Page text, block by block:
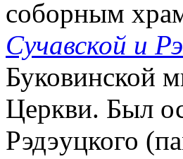
соборным
Сучавской и
Буковинской
Церкви. Был
Рэдэуцкого